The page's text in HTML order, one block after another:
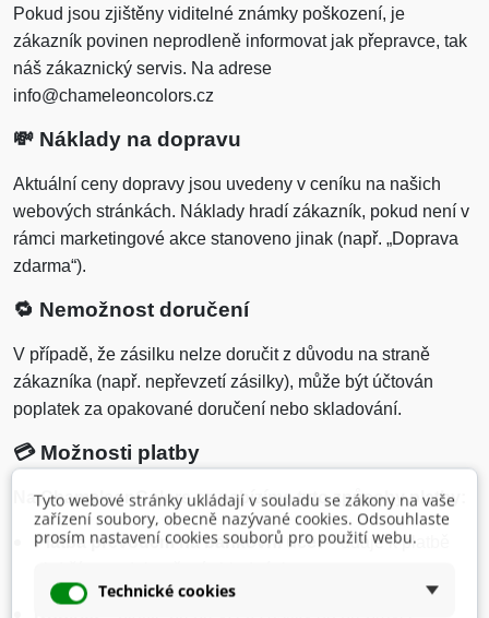
Pokud jsou zjištěny viditelné známky poškození, je
zákazník povinen neprodleně informovat jak přepravce, tak
náš zákaznický servis. Na adrese
info@chameleoncolors.cz
💸 Náklady na dopravu
Aktuální ceny dopravy jsou uvedeny v ceníku na našich
webových stránkách. Náklady hradí zákazník, pokud není v
rámci marketingové akce stanoveno jinak (např. „Doprava
zdarma“).
🔁 Nemožnost doručení
V případě, že zásilku nelze doručit z důvodu na straně
zákazníka (např. nepřevzetí zásilky), může být účtován
poplatek za opakované doručení nebo skladování.
💳Možnosti platby
Na ChameleonColors.cz nabízíme tyto způsoby platby:
Platba převodem na bankovní účet– údaje k platbě
Tyto webové stránky ukládají v souladu se zákony na vaše
zařízení soubory, obecně nazývané cookies. Odsouhlaste
prosím nastavení cookies souborů pro použití webu.
Technické cookies